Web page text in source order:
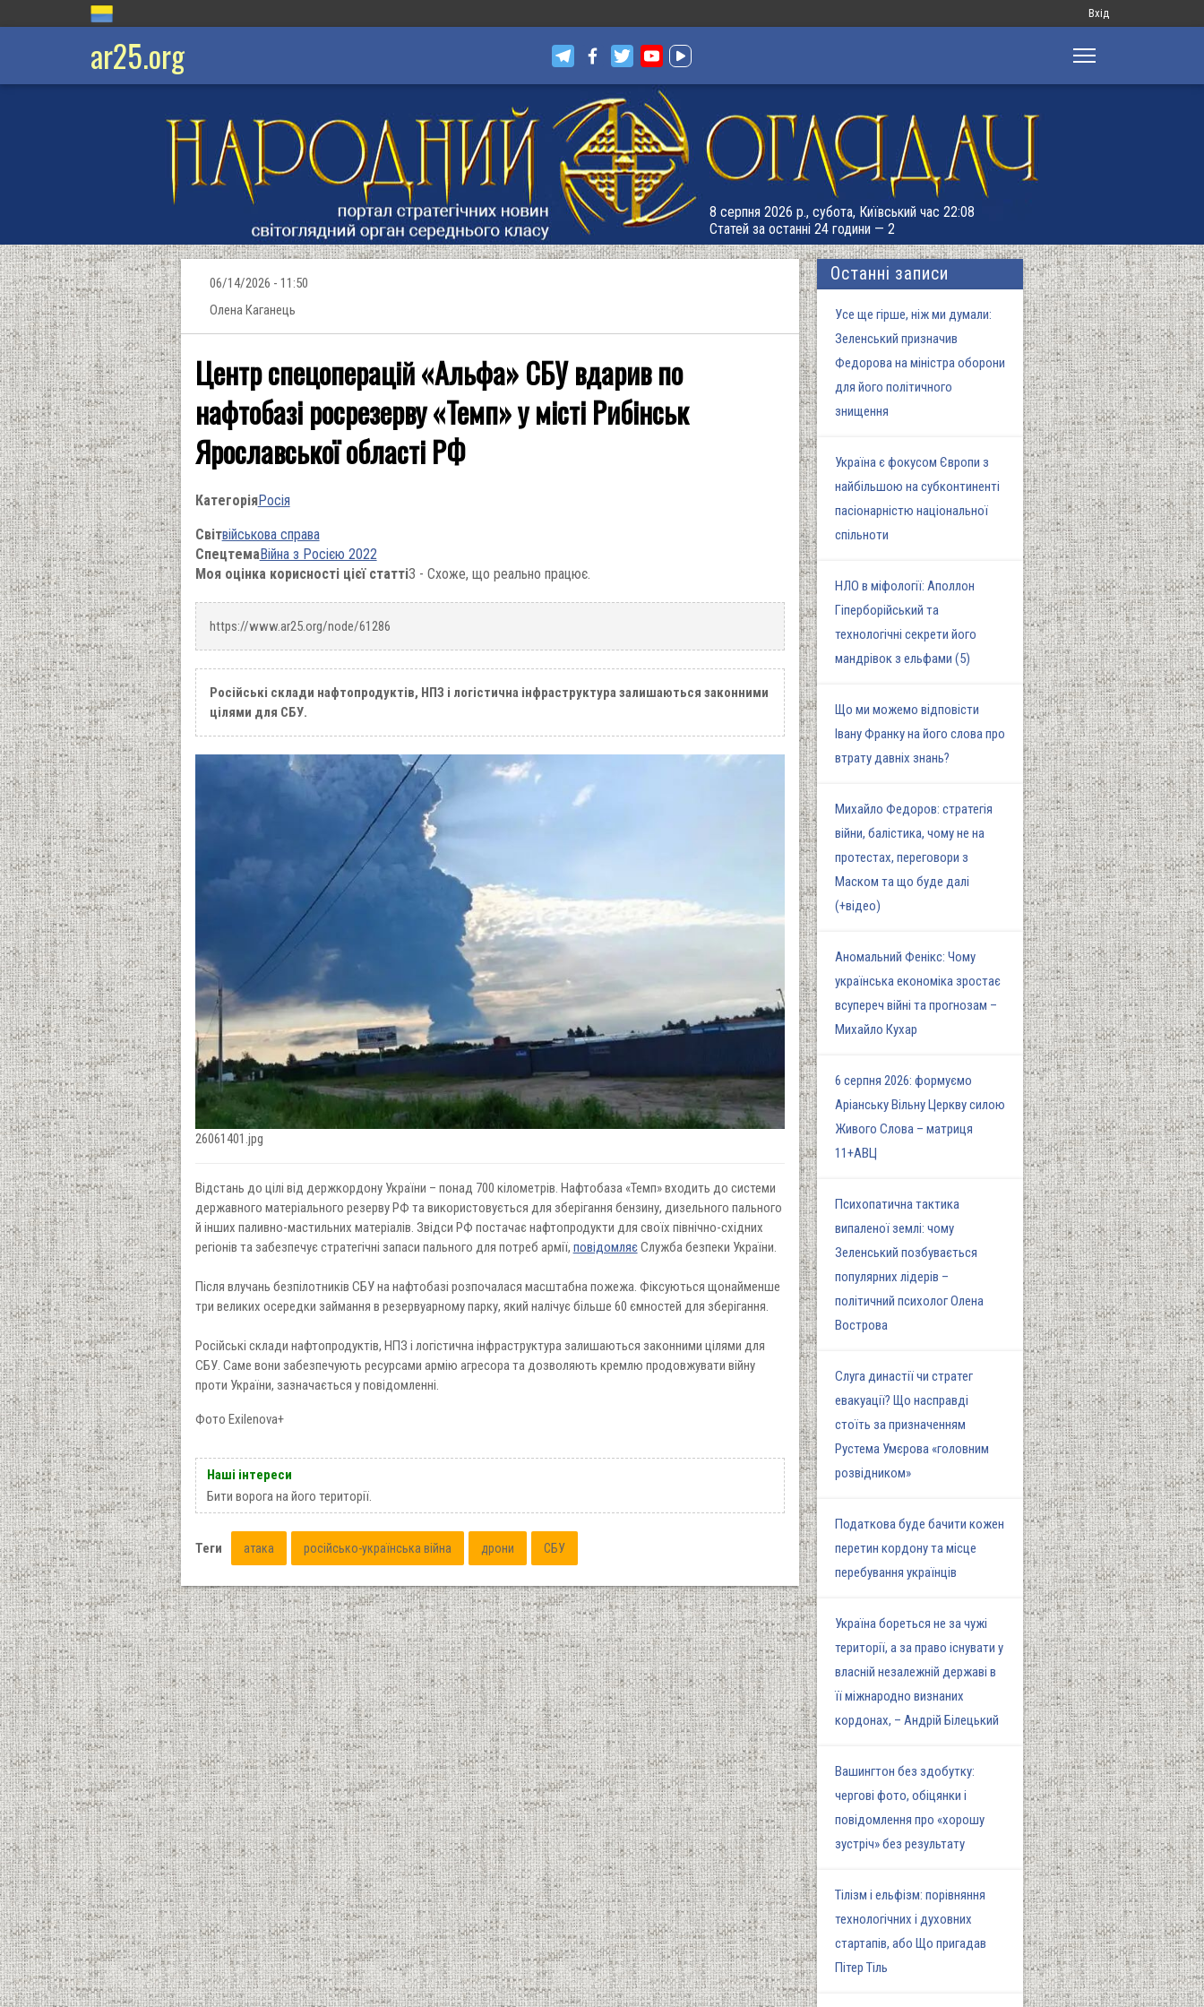
Меню
запису
Вхід
ar25.org
8 серпня 2026 р., субота, Київський час 22:08
Статей за останні 24 години — 2
06/14/2026 - 11:50
Олена Каганець
Центр спецоперацій «Альфа» СБУ вдарив по
нафтобазі росрезерву «Темп» у місті Рибінськ
Ярославської області РФ
КатегоріяРосія
Світвійськова справа
СпецтемаВійна з Росією 2022
Моя оцінка корисності цієї статті3 - Схоже, що реально працює.
https://www.ar25.org/node/61286
Російські склади нафтопродуктів, НПЗ і логістична інфраструктура залишаються законними
цілями для СБУ.
26061401.jpg
Відстань до цілі від держкордону України – понад 700 кілометрів. Нафтобаза «Темп» входить до системи
державного матеріального резерву РФ та використовується для зберігання бензину, дизельного пального
й інших паливно-мастильних матеріалів. Звідси РФ постачає нафтопродукти для своїх північно-східних
регіонів та забезпечує стратегічні запаси пального для потреб армії, повідомляєСлужба безпеки України.
Після влучань безпілотників СБУ на нафтобазі розпочалася масштабна пожежа. Фіксуються щонайменше
три великих осередки займання в резервуарному парку, який налічує більше 60 ємностей для зберігання.
Російські склади нафтопродуктів, НПЗ і логістична інфраструктура залишаються законними цілями для
СБУ. Саме вони забезпечують ресурсами армію агресора та дозволяють кремлю продовжувати війну
проти України, зазначається у повідомленні.
Фото Exilenova+
Наші інтереси
Бити ворога на його території.
Теги атака російсько-українська війна дрони СБУ
Останні записи
Усе ще гірше, ніж ми думали:
Зеленський призначив
Федорова на міністра оборони
для його політичного
знищення
Україна є фокусом Європи з
найбільшою на субконтиненті
пасіонарністю національної
спільноти
НЛО в міфології: Аполлон
Гіперборійський та
технологічні секрети його
мандрівок з ельфами (5)
Що ми можемо відповісти
Івану Франку на його слова про
втрату давніх знань?
Михайло Федоров: стратегія
війни, балістика, чому не на
протестах, переговори з
Маском та що буде далі
(+відео)
Аномальний Фенікс: Чому
українська економіка зростає
всупереч війні та прогнозам –
Михайло Кухар
6 серпня 2026: формуємо
Аріанську Вільну Церкву силою
Живого Слова – матриця
11+АВЦ
Психопатична тактика
випаленої землі: чому
Зеленський позбувається
популярних лідерів –
політичний психолог Олена
Вострова
Слуга династії чи стратег
евакуації? Що насправді
стоїть за призначенням
Рустема Умєрова «головним
розвідником»
Податкова буде бачити кожен
перетин кордону та місце
перебування українців
Україна бореться не за чужі
території, а за право існувати у
власній незалежній державі в
її міжнародно визнаних
кордонах, – Андрій Білецький
Вашингтон без здобутку:
чергові фото, обіцянки і
повідомлення про «хорошу
зустріч» без результату
Тілізм і ельфізм: порівняння
технологічних і духовних
стартапів, або Що пригадав
Пітер Тіль